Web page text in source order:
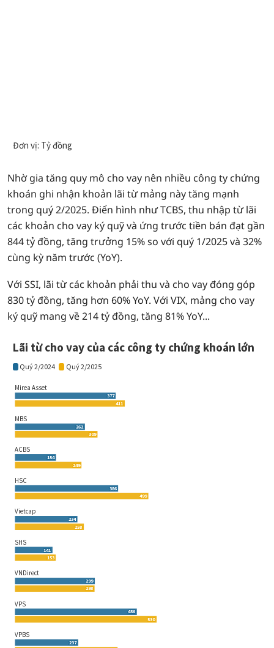
Nhờ gia tăng quy mô cho vay nên nhiều công ty chứng
khoán ghi nhận khoản lãi từ mảng này tăng mạnh
trong quý 2/2025. Điển hình như TCBS, thu nhập từ lãi
các khoản cho vay ký quỹ và ứng trước tiền bán đạt gần
844 tỷ đồng, tăng trưởng 15% so với quý 1/2025 và 32%
cùng kỳ năm trước (YoY).
Với SSI, lãi từ các khoản phải thu và cho vay đóng góp
830 tỷ đồng, tăng hơn 60% YoY. Với VIX, mảng cho vay
ký quỹ mang về 214 tỷ đồng, tăng 81% YoY...